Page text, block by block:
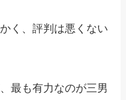
く、評判は悪くない
最も有力なのが三男